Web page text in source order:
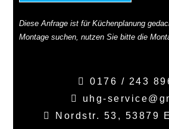
Diese Anfrage ist für Küchenplanung
Montage suchen, nutzen Sie bitte die
0176 / 243
uhg-
Nordstr. 53, 53879